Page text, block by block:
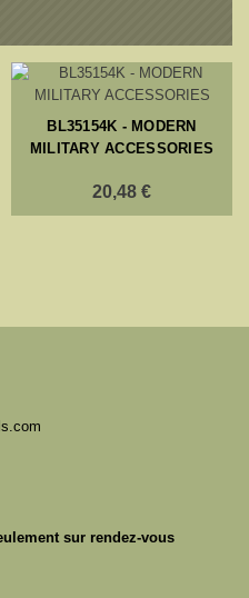
BL35154K - MODERN
MILITARY ACCESSORIES
20,48 €
sur rendez-vous